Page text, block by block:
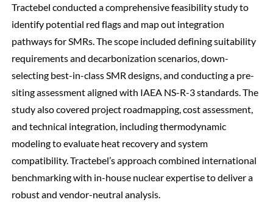
Tractebel conducted a comprehensive feasibility study to
identify potential red flags and map out integration
pathways for SMRs. The scope included defining suitability
requirements and decarbonization scenarios, down-
selecting best-in-class SMR designs, and conducting a pre-
siting assessment aligned with IAEA NS-R-3 standards. The
study also covered project roadmapping, cost assessment,
and technical integration, including thermodynamic
modeling to evaluate heat recovery and system
compatibility. Tractebel’s approach combined international
benchmarking with in-house nuclear expertise to deliver a
robust and vendor-neutral analysis.